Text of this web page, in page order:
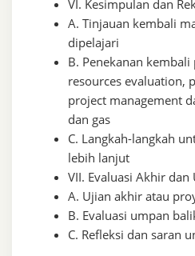
VI. Kesimpulan dan
A. Tinjauan kembali
dipelajari
B. Penekanan
resources evaluation,
project management
dan gas
C. Langkah-langkah
lebih lanjut
VII. Evaluasi Akhir
A. Ujian akhir atau
B. Evaluasi umpan
C. Refleksi dan saran